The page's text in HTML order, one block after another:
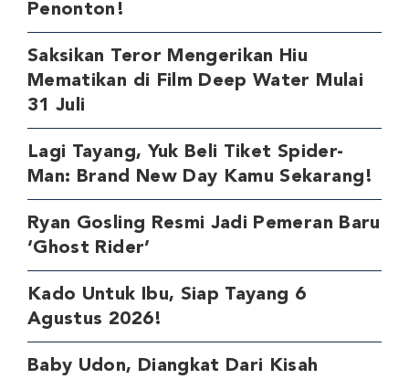
Penonton!
Saksikan Teror Mengerikan Hiu
Mematikan di Film Deep Water Mulai
31 Juli
Lagi Tayang, Yuk Beli Tiket Spider-
Man: Brand New Day Kamu Sekarang!
Ryan Gosling Resmi Jadi Pemeran Baru
‘Ghost Rider’
Kado Untuk Ibu, Siap Tayang 6
Agustus 2026!
Baby Udon, Diangkat Dari Kisah